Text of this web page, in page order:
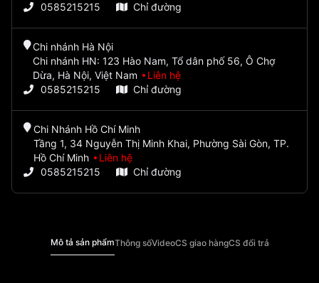
0585215215
Chỉ đường
Chi nhánh Hà Nội
Chi nhánh HN: 123 Hào Nam, Tổ dân phố 56, Ô Chợ
Dừa, Hà Nội, Việt Nam
Liên hệ
0585215215
Chỉ đường
Chi Nhánh Hồ Chí Minh
Tầng 1, 34 Nguyễn Thị Minh Khai, Phường Sài Gòn, TP.
Hồ Chí Minh
Liên hệ
0585215215
Chỉ đường
Mô tả sản phẩmThông sốVideoCS giao hàngCS đổi trả